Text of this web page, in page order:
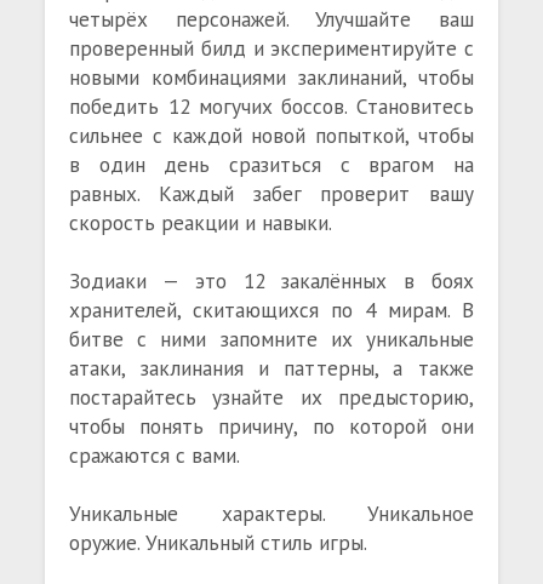
четырёх персонажей. Улучшайте ваш
проверенный билд и экспериментируйте с
новыми комбинациями заклинаний, чтобы
победить 12 могучих боссов. Становитесь
сильнее с каждой новой попыткой, чтобы
в один день сразиться с врагом на
равных. Каждый забег проверит вашу
скорость реакции и навыки.
Зодиаки — это 12 закалённых в боях
хранителей, скитающихся по 4 мирам. В
битве с ними запомните их уникальные
атаки, заклинания и паттерны, а также
постарайтесь узнайте их предысторию,
чтобы понять причину, по которой они
сражаются с вами.
Уникальные характеры. Уникальное
оружие. Уникальный стиль игры.